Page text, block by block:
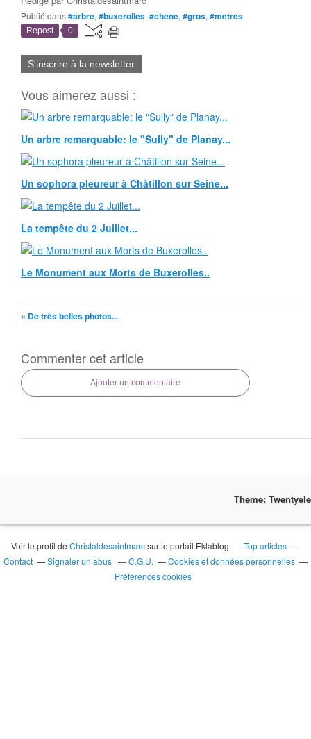
Publié dans#arbre, #buxerolles, #chene, #gros, #metres
Repost 0
S'inscrire à la newsletter
Vous aimerez aussi :
Un arbre remarquable: le "Sully" de Planay...
Un sophora pleureur à Châtillon sur Seine...
La tempête du 2 Juillet...
Le Monument aux Morts de Buxerolles..
« De très belles photos...
Commenter cet article
Ajouter un commentaire
Theme:
Voir le profil deChristaldesaintmarcsur le portail Eklablog
Top articles
Contact
Signaler un abus C.G.U.
Cookies et données personnelles
Préférences cookies